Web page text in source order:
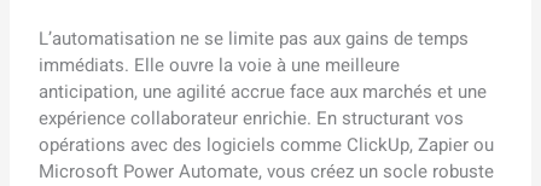
L’automatisation ne se limite pas aux gains de temps
immédiats. Elle ouvre la voie à une meilleure
anticipation, une agilité accrue face aux marchés et une
expérience collaborateur enrichie. En structurant vos
opérations avec des logiciels comme ClickUp, Zapier ou
Microsoft Power Automate, vous créez un socle robuste